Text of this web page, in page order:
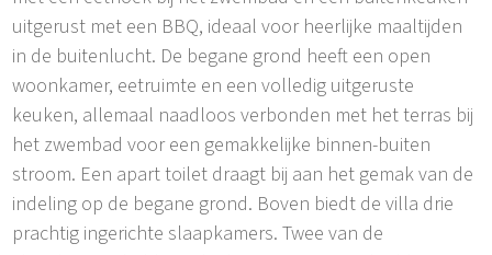
uitgerust met een BBQ, ideaal voor heerlijke maaltijden
in de buitenlucht. De begane grond heeft een open
woonkamer, eetruimte en een volledig uitgeruste
keuken, allemaal naadloos verbonden met het terras bij
het zwembad voor een gemakkelijke binnen-buiten
stroom. Een apart toilet draagt bij aan het gemak van de
indeling op de begane grond. Boven biedt de villa drie
prachtig ingerichte slaapkamers. Twee van de